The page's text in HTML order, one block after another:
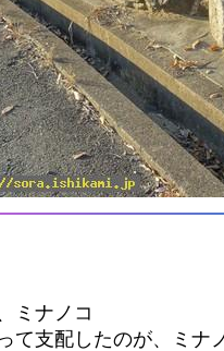
ミナノコ
て支配したのが、ミナ